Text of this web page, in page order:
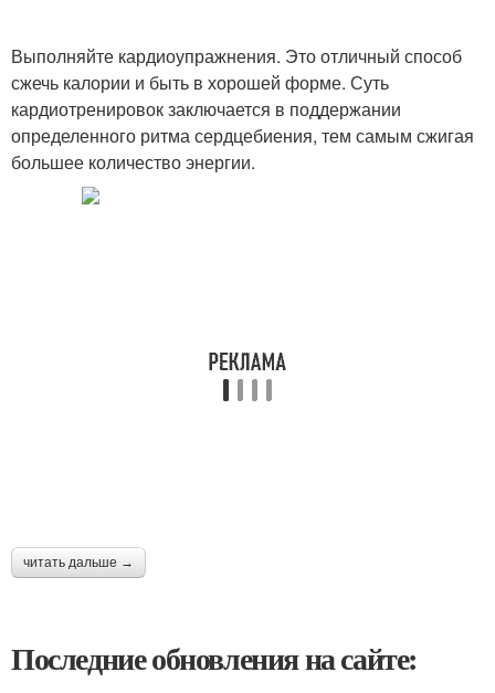
Выполняйте кардиоупражнения. Это отличный способ
сжечь калории и быть в хорошей форме. Суть
кардиотренировок заключается в поддержании
определенного ритма сердцебиения, тем самым сжигая
большее количество энергии.
читать дальше →
Последние обновления на сайте: